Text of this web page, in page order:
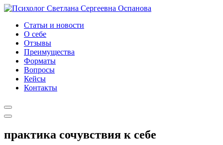
Статьи и новости
О себе
Отзывы
Преимущества
Форматы
Вопросы
Кейсы
Контакты
практика сочувствия к себе